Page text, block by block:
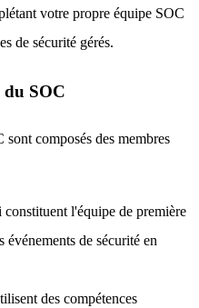
votre propre équipe SOC
de sécurité gérés.
du SOC
composés des membres
constituent l'équipe de première
de sécurité en
des compétences